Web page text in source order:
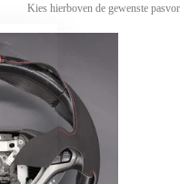
Kies hierboven de gewenste